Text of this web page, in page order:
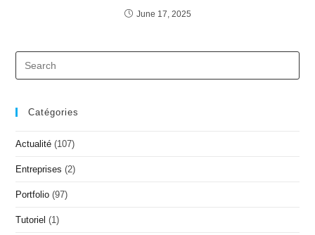
June 17, 2025
Catégories
Actualité (107)
Entreprises (2)
Portfolio (97)
Tutoriel (1)